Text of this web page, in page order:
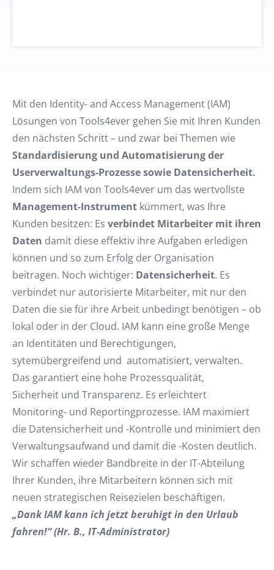
Mit den Identity- and Access Management (IAM)
Lösungen von Tools4ever gehen Sie mit Ihren Kunden
den nächsten Schritt – und zwar bei Themen wie
Standardisierung und Automatisierung der
Userverwaltungs-Prozesse sowie Datensicherheit.
Indem sich IAM von Tools4ever um das wertvollste
Management-Instrument kümmert, was Ihre
Kunden besitzen: Es verbindet Mitarbeiter mit ihren
Daten damit diese effektiv ihre Aufgaben erledigen
können und so zum Erfolg der Organisation
beitragen. Noch wichtiger: Datensicherheit. Es
verbindet nur autorisierte Mitarbeiter, mit nur den
Daten die sie für ihre Arbeit unbedingt benötigen – ob
lokal oder in der Cloud. IAM kann eine große Menge
an Identitäten und Berechtigungen,
sytemübergreifend und automatisiert, verwalten.
Das garantiert eine hohe Prozessqualität,
Sicherheit und Transparenz. Es erleichtert
Monitoring- und Reportingprozesse. IAM maximiert
die Datensicherheit und -Kontrolle und minimiert den
Verwaltungsaufwand und damit die -Kosten deutlich.
Wir schaffen wieder Bandbreite in der IT-Abteilung
Ihrer Kunden, ihre Mitarbeitern können sich mit
neuen strategischen Reisezielen beschäftigen.
„Dank IAM kann ich jetzt beruhigt in den Urlaub
fahren!“ (Hr. B., IT-Administrator)